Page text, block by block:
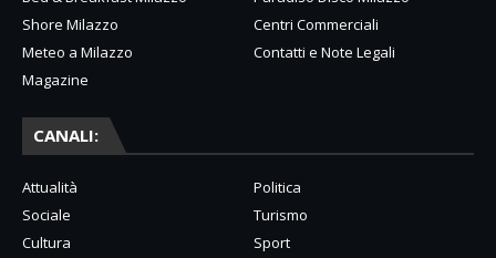
Shore Milazzo
Centri Commerciali
Meteo a Milazzo
Contatti e Note Legali
Magazine
CANALI:
Attualità
Politica
Sociale
Turismo
Cultura
Sport